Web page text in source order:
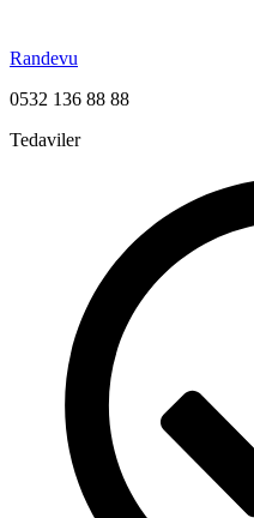
Randevu
0532 136 88 88
Tedaviler